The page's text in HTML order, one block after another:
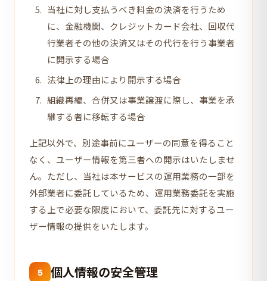
当社に対し支払うべき料金の決済を行うため
に、金融機関、クレジットカード会社、回収代
行業者その他の決済又はその代行を行う事業者
に開示する場合
法律上の理由により開示する場合
組織再編、合併又は事業譲渡に際し、事業を承
継する者に移転する場合
上記以外で、別途事前にユーザーの同意を得ること
なく、ユーザー情報を第三者への開示はいたしませ
ん。ただし、当社は本サービスの運用業務の一部を
外部業者に委託しているため、運用業務委託を実施
する上で必要な限度において、委託先に対するユー
ザー情報の提供をいたします。
5 個人情報の安全管理